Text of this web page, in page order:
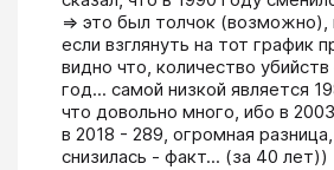
=> это был толчок
если взглянуть на тот график
видно что, количество
год... самой низкой является
что довольно много, ибо в
в 2018 - 289, огромная
снизилась - факт... (за 40 лет))